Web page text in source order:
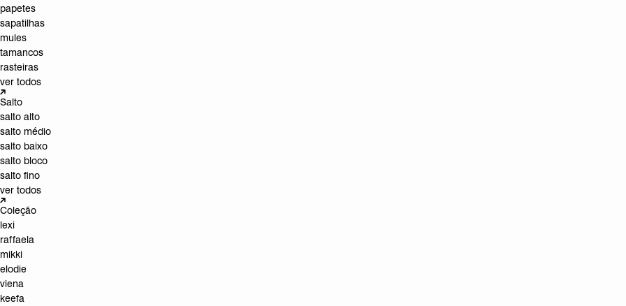
papetes
sapatilhas
mules
tamancos
rasteiras
ver todos
Salto
salto alto
salto médio
salto baixo
salto bloco
salto fino
ver todos
Coleção
lexi
raffaela
mikki
elodie
viena
keefa